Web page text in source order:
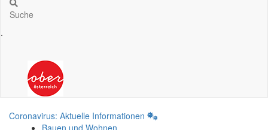
Suche
.
Coronavirus: Aktuelle Informationen
Bauen und Wohnen